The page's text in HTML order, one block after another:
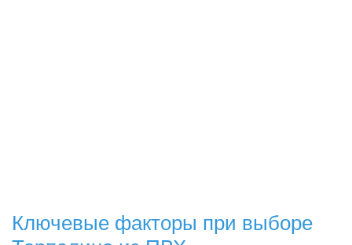
Ключевые факторы при выборе